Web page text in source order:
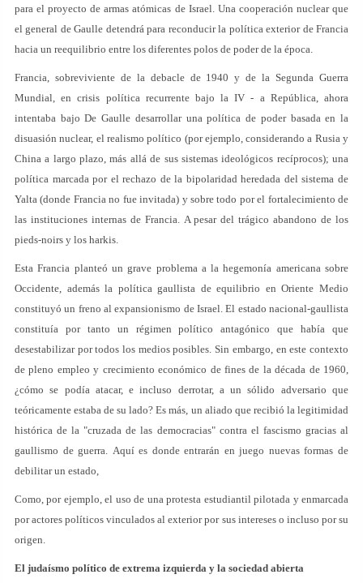
para el proyecto de armas atómicas de Israel. Una cooperación nuclear que
el general de Gaulle detendrá para reconducir la política exterior de Francia
hacia un reequilibrio entre los diferentes polos de poder de la época.
Francia, sobreviviente de la debacle de 1940 y de la Segunda Guerra
Mundial, en crisis política recurrente bajo la IV - a República, ahora
intentaba bajo De Gaulle desarrollar una política de poder basada en la
disuasión nuclear, el realismo político (por ejemplo, considerando a Rusia y
China a largo plazo, más allá de sus sistemas ideológicos recíprocos); una
política marcada por el rechazo de la bipolaridad heredada del sistema de
Yalta (donde Francia no fue invitada) y sobre todo por el fortalecimiento de
las instituciones internas de Francia. A pesar del trágico abandono de los
pieds-noirs y los harkis.
Esta Francia planteó un grave problema a la hegemonía americana sobre
Occidente, además la política gaullista de equilibrio en Oriente Medio
constituyó un freno al expansionismo de Israel. El estado nacional-gaullista
constituía por tanto un régimen político antagónico que había que
desestabilizar por todos los medios posibles. Sin embargo, en este contexto
de pleno empleo y crecimiento económico de fines de la década de 1960,
¿cómo se podía atacar, e incluso derrotar, a un sólido adversario que
teóricamente estaba de su lado? Es más, un aliado que recibió la legitimidad
histórica de la "cruzada de las democracias" contra el fascismo gracias al
gaullismo de guerra. Aquí es donde entrarán en juego nuevas formas de
debilitar un estado,
Como, por ejemplo, el uso de una protesta estudiantil pilotada y enmarcada
por actores políticos vinculados al exterior por sus intereses o incluso por su
origen.
El judaísmo político de extrema izquierda y la sociedad abierta